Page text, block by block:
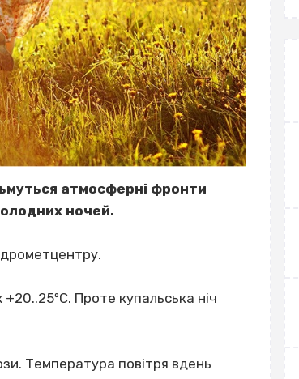
атмосферні фронти
ночей.
Проте купальська ніч
Температура повітря вдень